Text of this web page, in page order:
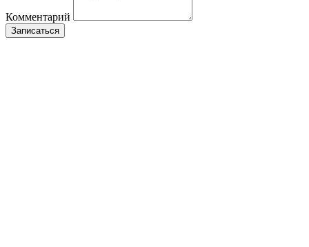
Комментарий
Записаться